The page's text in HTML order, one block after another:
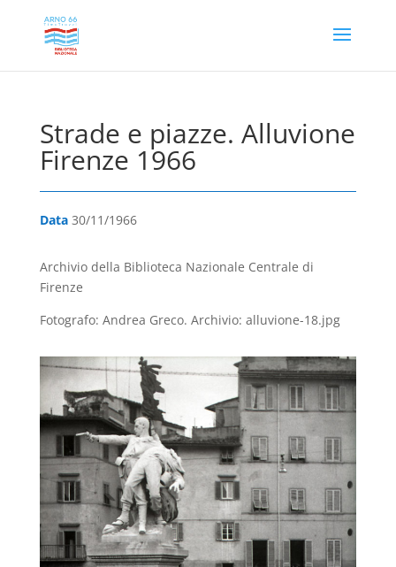
Strade e piazze. Alluvione
Firenze 1966
Data30/11/1966
Archivio della Biblioteca Nazionale Centrale di
Firenze
Fotografo: Andrea Greco. Archivio: alluvione-18.jpg